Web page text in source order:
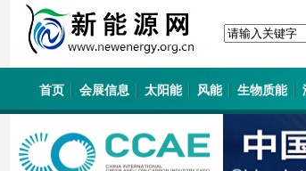
首页 会展信息 太阳能 风能 生物质能